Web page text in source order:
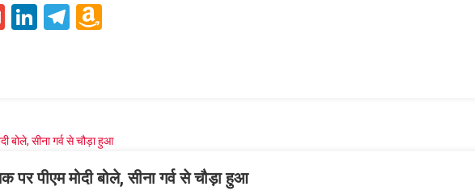
GmailLinkedIn
Telegram
पीएम मोदी बोले, सीना गर्व से चौड़ा हुआ